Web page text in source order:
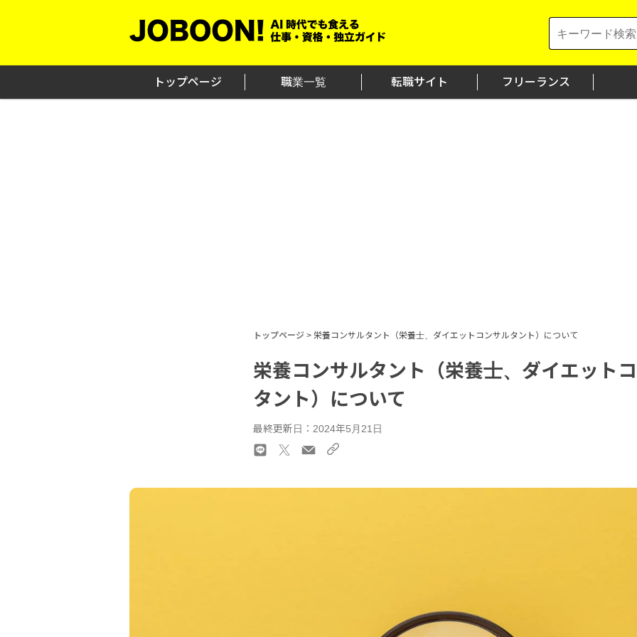
for:
トップページ 職業一覧 転職サイト フリーランス
トップページ > 栄養コンサルタント（栄養士、ダイエットコンサルタント）について
栄養コンサルタント（栄養士、ダイエット
タント）について
最終更新日：2024年5月21日